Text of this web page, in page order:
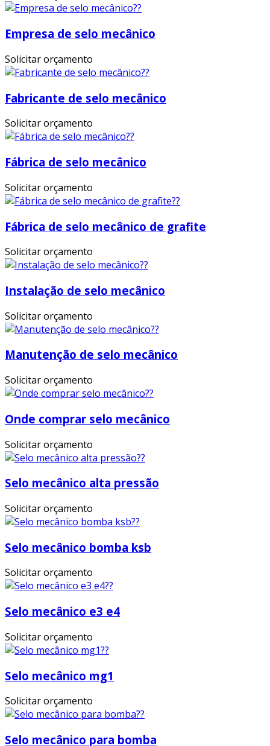
Empresa de selo mecânico
Solicitar orçamento
Fabricante de selo mecânico
Solicitar orçamento
Fábrica de selo mecânico
Solicitar orçamento
Fábrica de selo mecânico de grafite
Solicitar orçamento
Instalação de selo mecânico
Solicitar orçamento
Manutenção de selo mecânico
Solicitar orçamento
Onde comprar selo mecânico
Solicitar orçamento
Selo mecânico alta pressão
Solicitar orçamento
Selo mecânico bomba ksb
Solicitar orçamento
Selo mecânico e3 e4
Solicitar orçamento
Selo mecânico mg1
Solicitar orçamento
Selo mecânico para bomba